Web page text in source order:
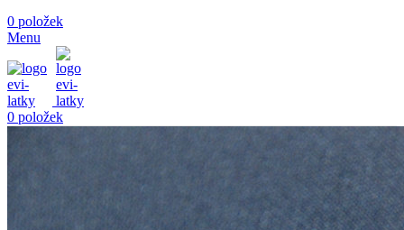
0 položek
Menu
0 položek